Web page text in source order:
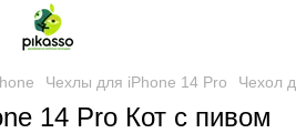
Чехлы для iPhone 14 Pro Чехол
14 Pro Кот с пивом